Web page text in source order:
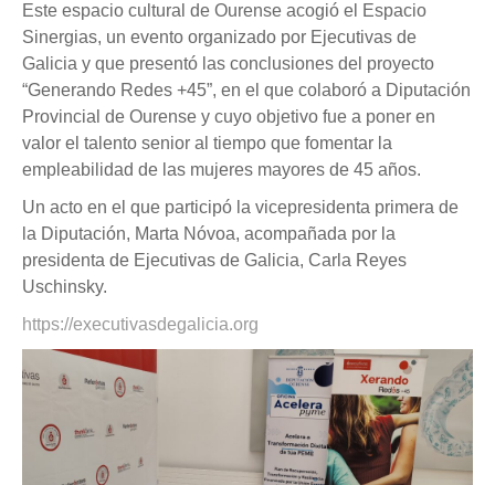
Este espacio cultural de Ourense acogió el Espacio
Sinergias, un evento organizado por Ejecutivas de
Galicia y que presentó las conclusiones del proyecto
“Generando Redes +45”, en el que colaboró a Diputación
Provincial de Ourense y cuyo objetivo fue a poner en
valor el talento senior al tiempo que fomentar la
empleabilidad de las mujeres mayores de 45 años.
Un acto en el que participó la vicepresidenta primera de
la Diputación, Marta Nóvoa, acompañada por la
presidenta de Ejecutivas de Galicia, Carla Reyes
Uschinsky.
https://executivasdegalicia.org